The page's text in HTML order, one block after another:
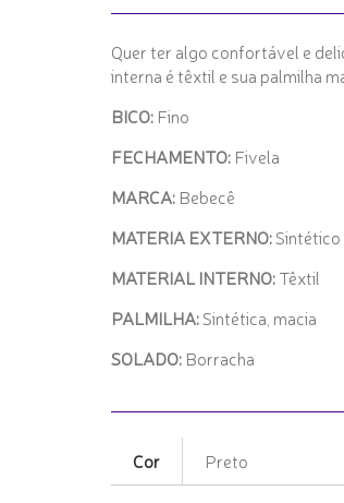
Quer ter algo confortável e
interna é têxtil e sua palmilha
BICO: Fino
FECHAMENTO: Fivela
MARCA: Bebecê
MATERIA EXTERNO:Sintético
MATERIAL INTERNO:Têxtil
PALMILHA:Sintética, macia
SOLADO: Borracha
Cor Preto